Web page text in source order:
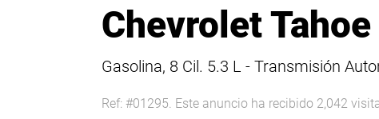
Chevrolet
Gasolina, 8 Cil. 5.3 L - Transmisión
Ref: #01295. Este anuncio ha recibido 2,042